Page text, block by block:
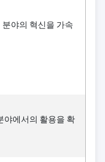
야의 혁신을 가속
야에서의 활용을 확